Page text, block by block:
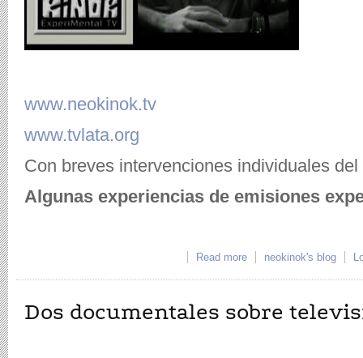
www.neokinok.tv
www.tvlata.org
Con breves intervenciones individuales
Algunas experiencias de emisiones
Read more about Presentación
neokinok's blog
Dos documentales sobre